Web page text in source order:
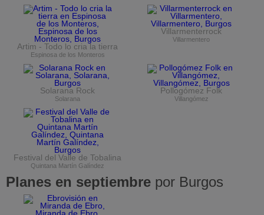
Artim - Todo lo cria la tierra
Espinosa de los Monteros
Villarmenterrock
Villarmentero
Solarana Rock
Solarana
Pollogómez Folk
Villangómez
Festival del Valle de Tobalina
Quintana Martín Galíndez
Planes en septiembre por Burgos